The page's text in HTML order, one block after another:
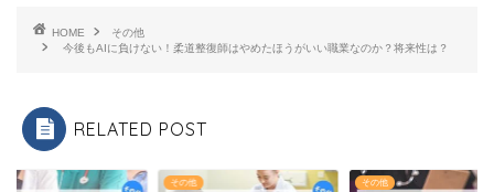
HOME
その他
今後もAIに負けない！柔道整復師はやめたほうがいい職業なのか？将来性は？
RELATED POST
その他 その他